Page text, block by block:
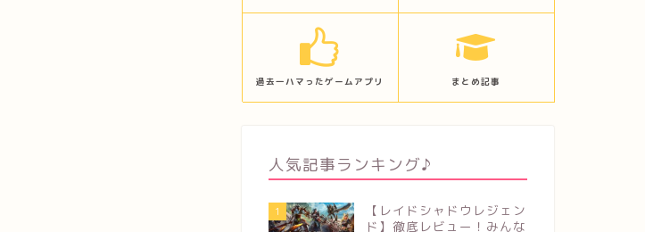
過去一ハマったゲームアプリ まとめ記事
人気記事ランキング♪
1
【レイドシャドウレジェン
ド】徹底レビュー！みんな